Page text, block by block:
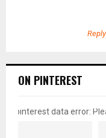
Reply
ON PINTEREST
pinterest data error: